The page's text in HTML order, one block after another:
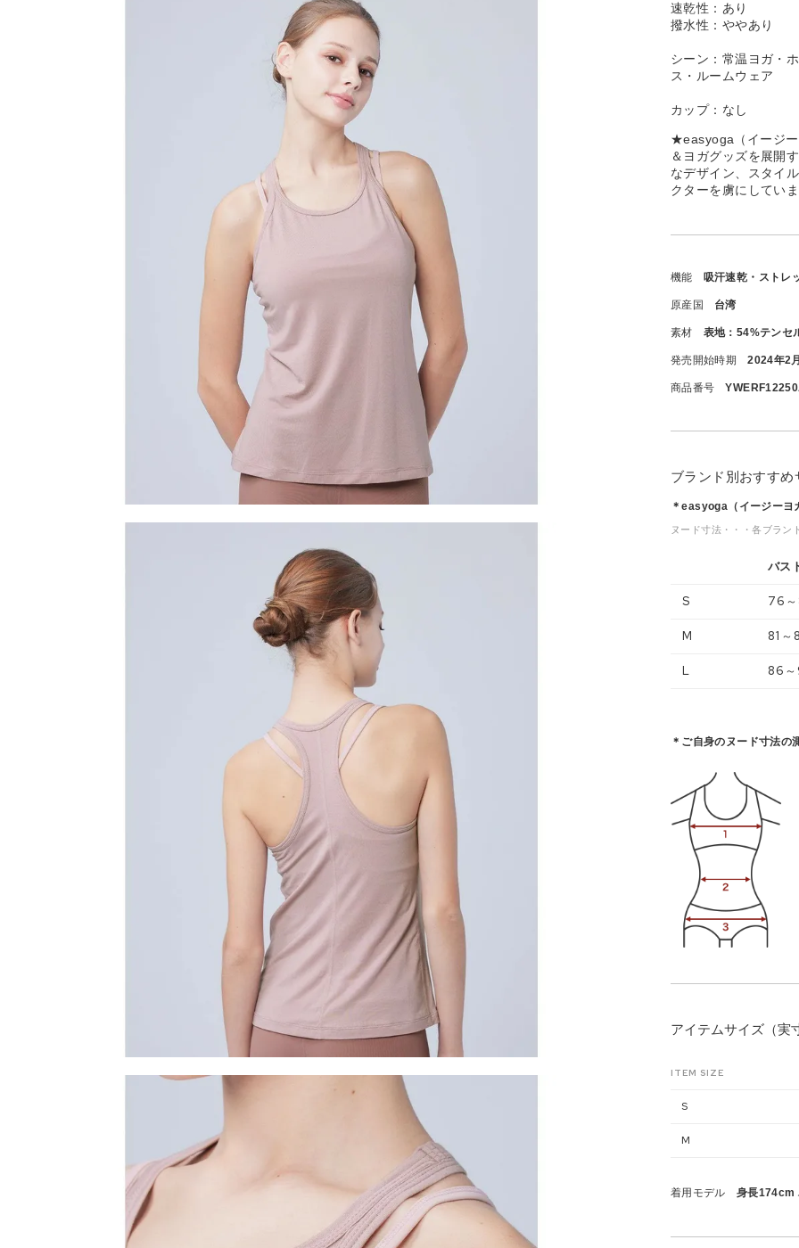
速乾性：あり
撥水性：ややあり
シーン：常温ヨガ・
ス・ルームウェア
カップ：なし
★easyoga（イージ
＆ヨガグッズを展開
なデザイン、スタイ
クターを虜にしていま
機能 吸汗速乾・ストレ
原産国 台湾
素材 表地：54%テンセ
発売開始時期 2024年2月
商品番号
ブランド別おすすめ
＊easyoga（イージーヨ
ヌード寸法・・・各ブラン
バス
S 76～
M 81～
L 86～
＊ご自身のヌード寸法の
アイテムサイズ（実
ITEM SIZE
S
M
着用モデル 身長174cm